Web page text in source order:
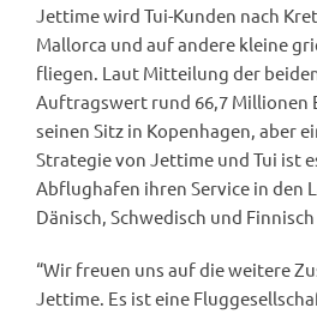
Jettime wird Tui-Kunden nach
Mallorca und auf andere kleine
fliegen. Laut Mitteilung der
Auftragswert rund 66,7 Millionen
seinen Sitz in Kopenhagen, aber
Strategie von Jettime und Tui ist
Abflughafen ihren Service in den
Dänisch, Schwedisch und
“Wir freuen uns auf die weitere
Jettime. Es ist eine